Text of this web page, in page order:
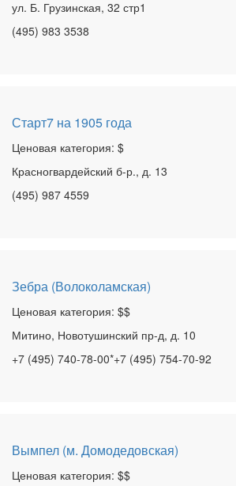
ул. Б. Грузинская, 32 стр1
(495) 983 3538
Старт7 на 1905 года
Ценовая категория: $
Красногвардейский б-р., д. 13
(495) 987 4559
Зебра (Волоколамская)
Ценовая категория: $$
Митино, Новотушинский пр-д, д. 10
+7 (495) 740-78-00*+7 (495) 754-70-92
Вымпел (м. Домодедовская)
Ценовая категория: $$